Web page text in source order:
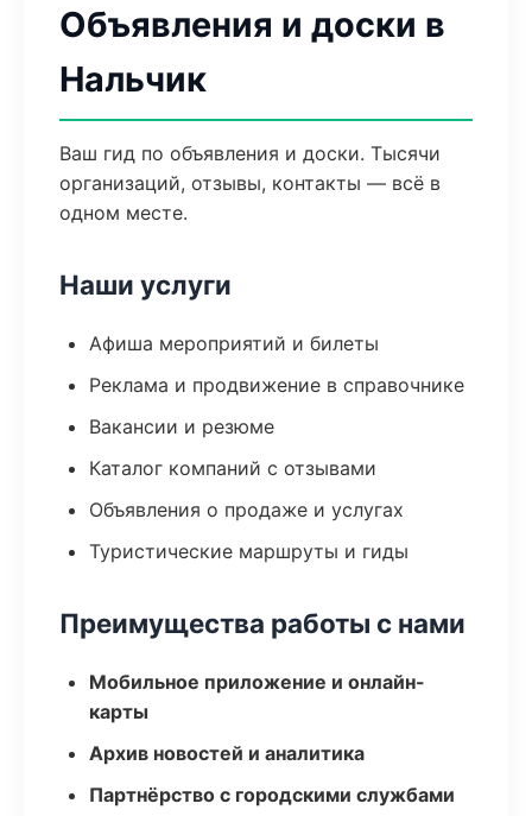
Объявления и доски в
Нальчик
Ваш гид по объявления и доски. Тысячи
организаций, отзывы, контакты — всё в
одном месте.
Наши услуги
Афиша мероприятий и билеты
Реклама и продвижение в справочнике
Вакансии и резюме
Каталог компаний с отзывами
Объявления о продаже и услугах
Туристические маршруты и гиды
Преимущества работы с нами
Мобильное приложение и онлайн-
карты
Архив новостей и аналитика
Партнёрство с городскими службами